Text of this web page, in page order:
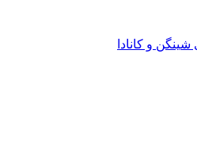
و کانادا